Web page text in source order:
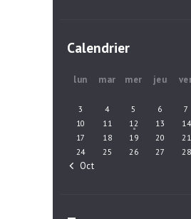
Calendrier
lun mar mer jeu
3
4 5 6 7
10
11 12 13 14
17
18 19 20 21
24
25 26 27 28
« Oct